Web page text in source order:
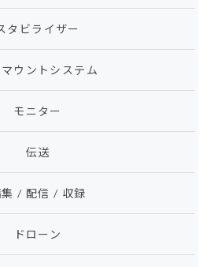
タビライザー
ウントシステム
モニター
伝送
集 / 配信 / 収録
ドローン